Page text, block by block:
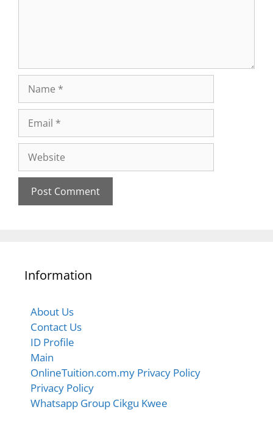
Information
About Us
Contact Us
ID Profile
Main
OnlineTuition.com.my Privacy Policy
Privacy Policy
Whatsapp Group Cikgu Kwee